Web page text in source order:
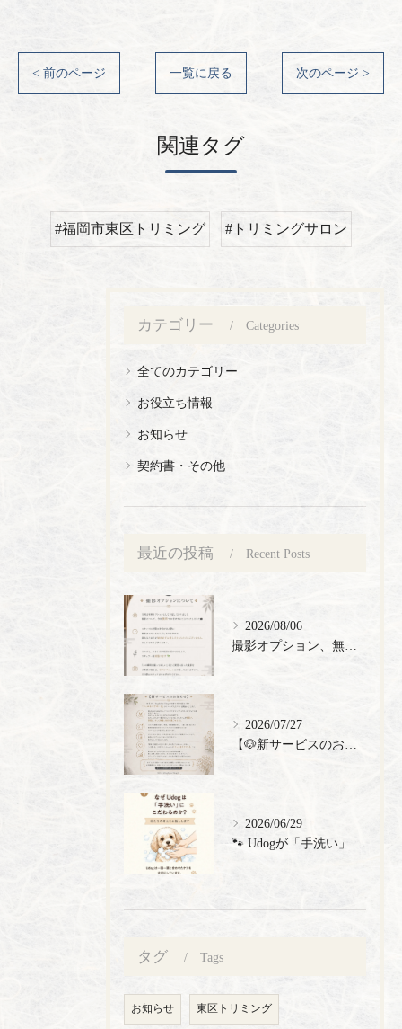
< 前のページ 一覧に戻る 次のページ >
関連タグ
#福岡市東区トリミング #トリミングサロン
カテゴリー Categories
全てのカテゴリー
お役立ち情報
お知らせ
契約書・その他
最近の投稿 Recent Posts
2026/08/06
2026/07/27
2026/06/29
タグ Tags
お知らせ 東区トリミング